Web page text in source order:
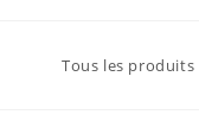
Tous les produits